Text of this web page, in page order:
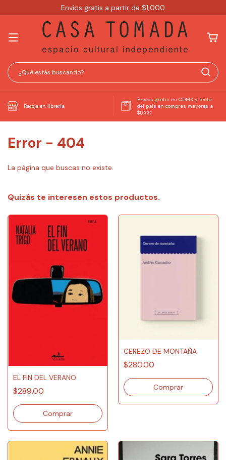
Envíos gratis a partir de $1,000
Recoje en librería
Envíos gratis en CDMX y resto
del país en compras mayores a
$1,000
Error - 404
La página que buscas no existe.
Quizás te interesen estos productos.
EL FIN DEL VERANO
$289.00
CEREZO DE MONTAÑA
$280.00